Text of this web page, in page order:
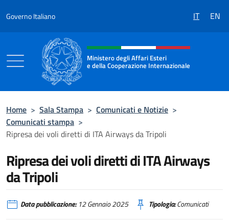
Governo Italiano IT EN
Intestazione sito, social e menù
Ministero degli Affari Esteri
e della Cooperazione Internazionale
Home > Sala Stampa > Comunicati e Notizie >
Comunicati stampa >
Ripresa dei voli diretti di ITA Airways da Tripoli
Ripresa dei voli diretti di ITA Airways
da Tripoli
Data pubblicazione:12 Gennaio 2025 Tipologia:Comunicati